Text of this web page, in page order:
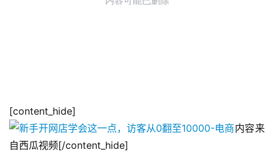
[content_hide]
内容来
自西瓜视频[/content_hide]